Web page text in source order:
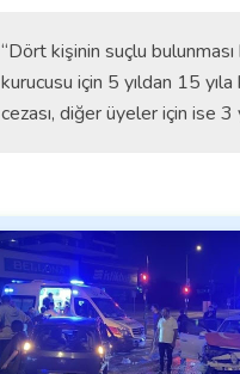
“Dört kişinin suçlu
kurucusu için 5 yıldan 15
cezası, diğer üyeler için ise